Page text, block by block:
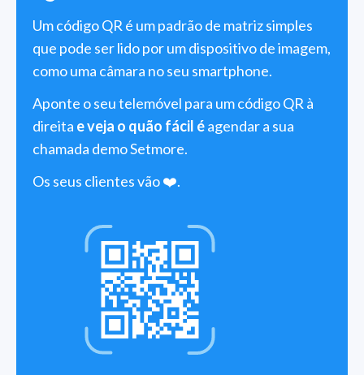
Um código QR é um padrão de matriz simples
que pode ser lido por um dispositivo de imagem,
como uma câmara no seu smartphone.
Aponte o seu telemóvel para um código QR à
direita e veja o quão fácil éagendar a sua
chamada demo Setmore.
Os seus clientes vão ❤️.